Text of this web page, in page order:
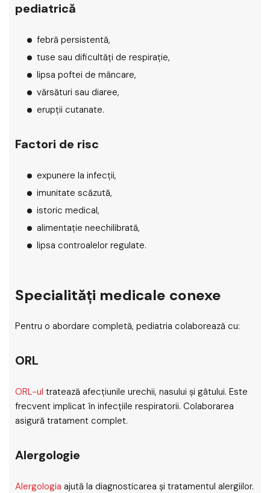
pediatrică
febră persistentă,
tuse sau dificultăți de respirație,
lipsa poftei de mâncare,
vărsături sau diaree,
erupții cutanate.
Factori de risc
expunere la infecții,
imunitate scăzută,
istoric medical,
alimentație neechilibrată,
lipsa controalelor regulate.
Specialități medicale conexe
Pentru o abordare completă, pediatria colaborează cu:
ORL
ORL-ul tratează afecțiunile urechii, nasului și gâtului. Este
frecvent implicat în infecțiile respiratorii. Colaborarea
asigură tratament complet.
Alergologie
Alergologia ajută la diagnosticarea și tratamentul alergiilor.